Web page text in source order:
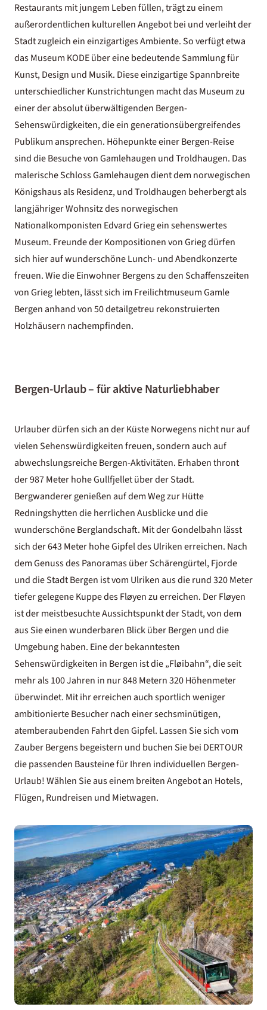
Restaurants mit jungem Leben füllen, trägt zu einem
außerordentlichen kulturellen Angebot bei und verleiht der
Stadt zugleich ein einzigartiges Ambiente. So verfügt etwa
das Museum KODE über eine bedeutende Sammlung für
Kunst, Design und Musik. Diese einzigartige Spannbreite
unterschiedlicher Kunstrichtungen macht das Museum zu
einer der absolut überwältigenden Bergen-
Sehenswürdigkeiten, die ein generationsübergreifendes
Publikum ansprechen. Höhepunkte einer Bergen-Reise
sind die Besuche von Gamlehaugen und Troldhaugen. Das
malerische Schloss Gamlehaugen dient dem norwegischen
Königshaus als Residenz, und Troldhaugen beherbergt als
langjähriger Wohnsitz des norwegischen
Nationalkomponisten Edvard Grieg ein sehenswertes
Museum. Freunde der Kompositionen von Grieg dürfen
sich hier auf wunderschöne Lunch- und Abendkonzerte
freuen. Wie die Einwohner Bergens zu den Schaffenszeiten
von Grieg lebten, lässt sich im Freilichtmuseum Gamle
Bergen anhand von 50 detailgetreu rekonstruierten
Holzhäusern nachempfinden.
Bergen-Urlaub – für aktive Naturliebhaber
Urlauber dürfen sich an der Küste Norwegens nicht nur auf
vielen Sehenswürdigkeiten freuen, sondern auch auf
abwechslungsreiche Bergen-Aktivitäten. Erhaben thront
der 987 Meter hohe Gullfjellet über der Stadt.
Bergwanderer genießen auf dem Weg zur Hütte
Redningshytten die herrlichen Ausblicke und die
wunderschöne Berglandschaft. Mit der Gondelbahn lässt
sich der 643 Meter hohe Gipfel des Ulriken erreichen. Nach
dem Genuss des Panoramas über Schärengürtel, Fjorde
und die Stadt Bergen ist vom Ulriken aus die rund 320 Meter
tiefer gelegene Kuppe des Fløyen zu erreichen. Der Fløyen
ist der meistbesuchte Aussichtspunkt der Stadt, von dem
aus Sie einen wunderbaren Blick über Bergen und die
Umgebung haben. Eine der bekanntesten
Sehenswürdigkeiten in Bergen ist die „Fløibahn“, die seit
mehr als 100 Jahren in nur 848 Metern 320 Höhenmeter
überwindet. Mit ihr erreichen auch sportlich weniger
ambitionierte Besucher nach einer sechsminütigen,
atemberaubenden Fahrt den Gipfel. Lassen Sie sich vom
Zauber Bergens begeistern und buchen Sie bei DERTOUR
die passenden Bausteine für Ihren individuellen Bergen-
Urlaub! Wählen Sie aus einem breiten Angebot an Hotels,
Flügen, Rundreisen und Mietwagen.